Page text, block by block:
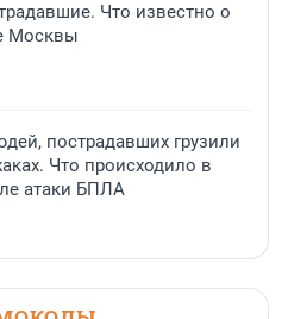
Что известно о
Москвы
пострадавших грузили
Что происходило в
атаки БПЛА